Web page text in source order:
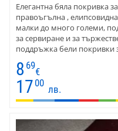
Елегантна бяла покривка
правоъгълна ,
малки до много големи,
за сервиране и за
поддръжка бели покривки
8 69
€
17 00
лв.